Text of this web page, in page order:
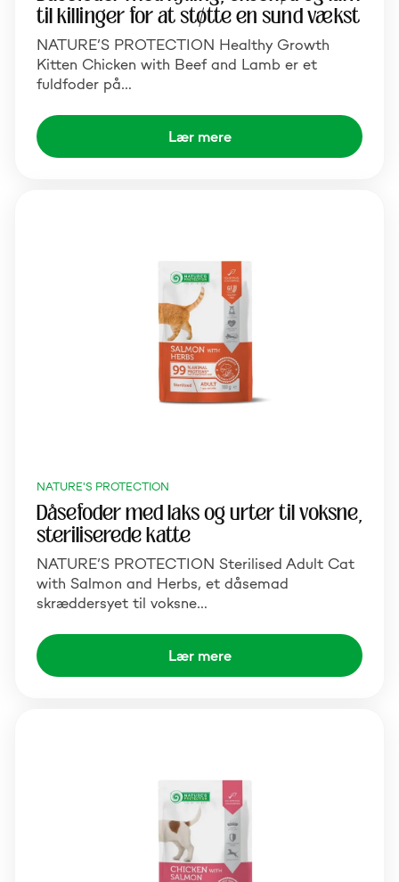
til killinger for at støtte en sund vækst
NATURE’S PROTECTION Healthy Growth
Kitten Chicken with Beef and Lamb er et
fuldfoder på…
Lær mere
NATURE'S PROTECTION
Dåsefoder med laks og urter til voksne,
steriliserede katte
NATURE’S PROTECTION Sterilised Adult Cat
with Salmon and Herbs, et dåsemad
skræddersyet til voksne…
Lær mere